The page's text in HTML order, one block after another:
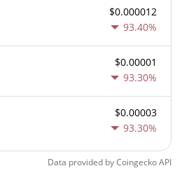
$0.000012
93.40%
$0.00001
93.30%
$0.00003
93.30%
Data provided byCoingeckoAPI